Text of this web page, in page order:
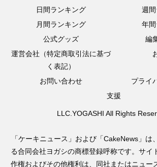
日間ランキング
週
月間ランキング
年
公式グッズ
編
運営会社（特定商取引法に基づ
く表記）
お問い合わせ
プライ
支援
LLC.YOGASHI All Rights
「ケーキニュース」および「CakeNews」は
る合同会社ヨガシの商標登録呼称です。サイ
作権およびその他権利は、同社またはニュー